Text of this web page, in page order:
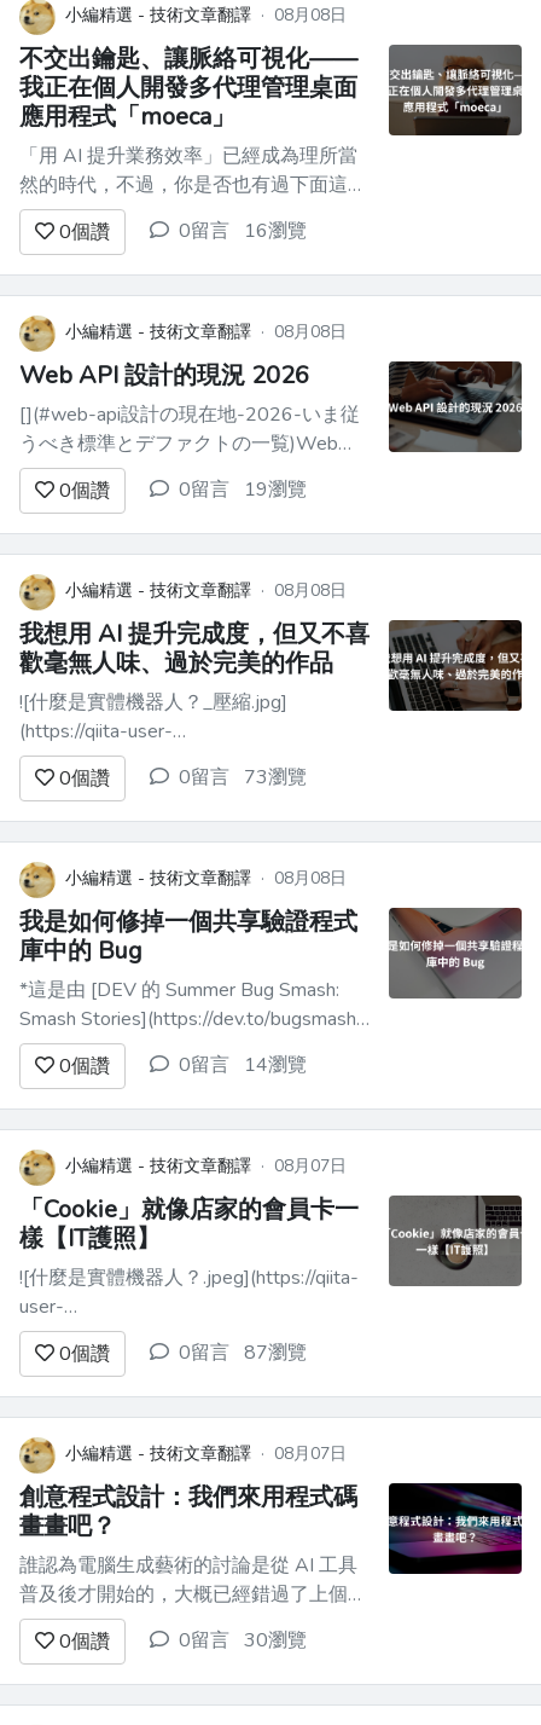
小編精選 - 技術文章翻譯 · 08月08日
不交出鑰匙、讓脈絡可視化——
我正在個人開發多代理管理桌面
應用程式「moeca」
「用 AI 提升業務效率」已經成為理所當
然的時代，不過，你是否也有過下面這些
經驗呢？ - 明明沒有產出我想要的結
果…… - 輸出裡混進了不需要的資料…… -
明明和事實不符，卻還是講得很像真
的…… 而且一旦開始在團隊裡使用，還會
冒出其他不安。 - 這個代理，**到底把公
司內的程式碼和資料送到哪...
0個讚 0留言 16瀏覽
小編精選 - 技術文章翻譯 · 08月08日
Web API 設計的現況 2026
[](#web-api設計の現在地-2026-いま従
うべき標準とデファクトの一覧)Web
API 設計の現在地 2026：現在應遵循的
標準與事實標準一覽
0個讚 0留言 19瀏覽
小編精選 - 技術文章翻譯 · 08月08日
我想用 AI 提升完成度，但又不喜
歡毫無人味、過於完美的作品
![什麼是實體機器人？_壓縮.jpg]
(https://qiita-user-
contents.imgix.net/https%3A%2F%2Fqiita-
image-store.s3.ap-northeast-
1.amazonaws.com%2F0%2F4138952%2Ff3b2008e-
612...
0個讚 0留言 73瀏覽
小編精選 - 技術文章翻譯 · 08月08日
我是如何修掉一個共享驗證程式
庫中的 Bug
*這是由 [DEV 的 Summer Bug Smash:
Smash Stories](https://dev.to/bugsmash)
與 [Sentry](https://sentry.io/) 共同贊助的
投稿。* 這件事發生在我曾經任職的某家
大型企業，已經是好一陣子以前了。 當
時我是全端...
0個讚 0留言 14瀏覽
小編精選 - 技術文章翻譯 · 08月07日
「Cookie」就像店家的會員卡一
樣【IT護照】
![什麼是實體機器人？.jpeg](https://qiita-
user-
contents.imgix.net/https%3A%2F%2Fqiita-
image-store.s3.ap-northeast-
1.amazonaws.com%2F0%2F4458573%2F00b68a95-
2b44-...
0個讚 0留言 87瀏覽
小編精選 - 技術文章翻譯 · 08月07日
創意程式設計：我們來用程式碼
畫畫吧？
誰認為電腦生成藝術的討論是從 AI 工具
普及後才開始的，大概已經錯過了上個世
紀就已經出現的大量關於生成藝術、電腦
藝術與參數化設計的討論。本文要進一步
理解的「創意程式設計」，是透過演算法
生成藝術的其中一種方式，遠遠不只是丟
0個讚 0留言 30瀏覽